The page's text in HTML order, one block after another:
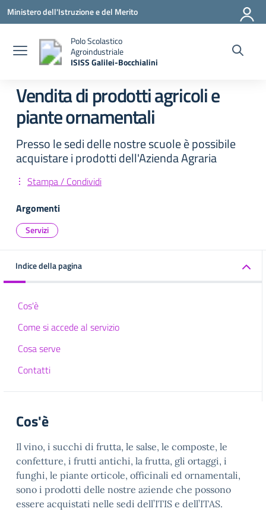
Vai ai contenuti
Vai al menu di navigazione
Vai al footer
Ministero dell'Istruzione e del Merito
Polo Scolastico
Agroindustriale
ISISS Galilei-Bocchialini
Vendita di prodotti agricoli e
piante ornamentali
Presso le sedi delle nostre scuole è possibile
acquistare i prodotti dell'Azienda Agraria
Stampa / Condividi
Argomenti
Servizi
Indice della pagina
Cos'è
Come si accede al servizio
Cosa serve
Contatti
Cos'è
Il vino, i succhi di frutta, le salse, le composte, le
confetture, i frutti antichi, la frutta, gli ortaggi, i
funghi, le piante orticole, officinali ed ornamentali,
sono i prodotti delle nostre aziende che possono
essere acquistati nelle sedi dell’ITIS e dell’ITAS.